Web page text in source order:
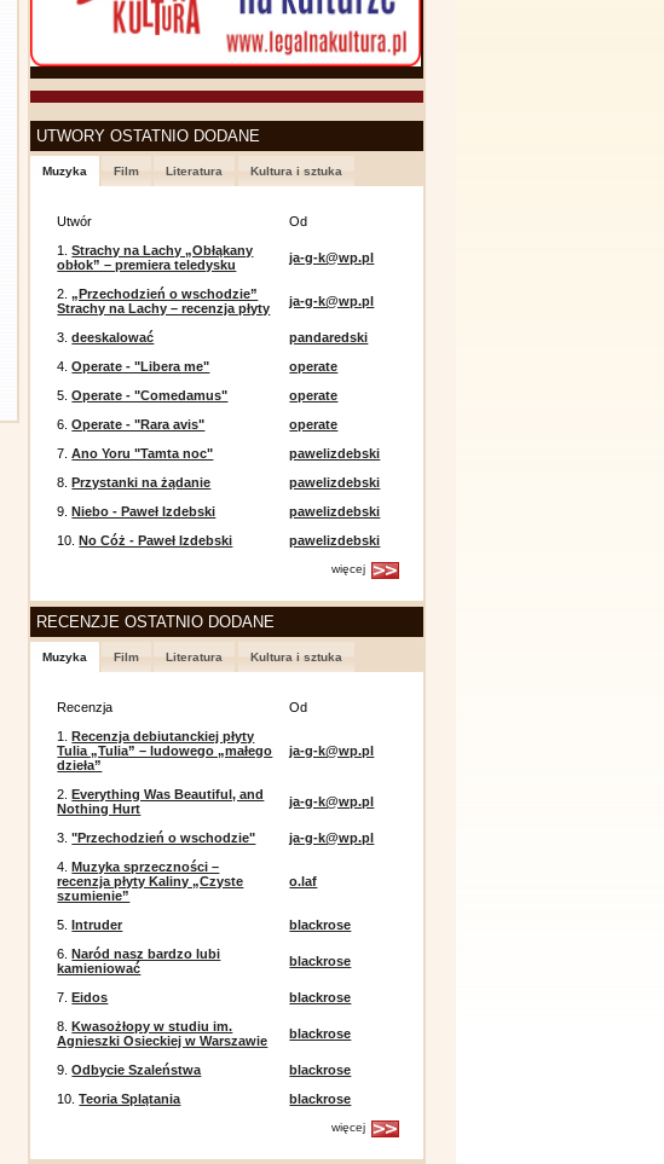
UTWORY OSTATNIO DODANE
Muzyka Film Literatura Kultura i sztuka
Utwór
Od
1.Strachy na Lachy „Obłąkany
obłok” – premiera teledysku
ja-g-k@wp.pl
2.„Przechodzień o wschodzie”
Strachy na Lachy – recenzja płyty
ja-g-k@wp.pl
3.deeskalować
pandaredski
4.Operate - "Libera me"
operate
5.Operate - "Comedamus"
operate
6.Operate - "Rara avis"
operate
7.Ano Yoru "Tamta noc"
pawelizdebski
8.Przystanki na żądanie
pawelizdebski
9.Niebo - Paweł Izdebski
pawelizdebski
10.No Cóż - Paweł Izdebski pawelizdebski
więcej
RECENZJE OSTATNIO DODANE
Muzyka Film Literatura Kultura i sztuka
Recenzja
Od
1.Recenzja debiutanckiej płyty
Tulia „Tulia” – ludowego „małego
dzieła”
ja-g-k@wp.pl
2.Everything Was Beautiful, and
Nothing Hurt
ja-g-k@wp.pl
3."Przechodzień o wschodzie"
ja-g-k@wp.pl
4.Muzyka sprzeczności –
recenzja płyty Kaliny „Czyste
szumienie”
o.laf
5.Intruder
blackrose
6.Naród nasz bardzo lubi
kamieniować
blackrose
7.Eidos
blackrose
8.Kwasożłopy w studiu im.
Agnieszki Osieckiej w Warszawie
blackrose
9.Odbycie Szaleństwa
blackrose
10.Teoria Splątania blackrose
więcej